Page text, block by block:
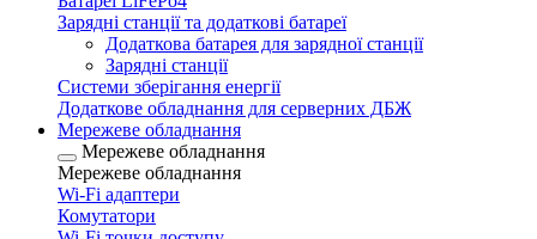
Зарядні станції та додаткові батареї
Додаткова батарея для зарядної станції
Зарядні станції
Системи зберігання енергії
Додаткове обладнання для серверних ДБЖ
Мережеве обладнання
Мережеве обладнання
Мережеве обладнання
Wi-Fi адаптери
Комутатори